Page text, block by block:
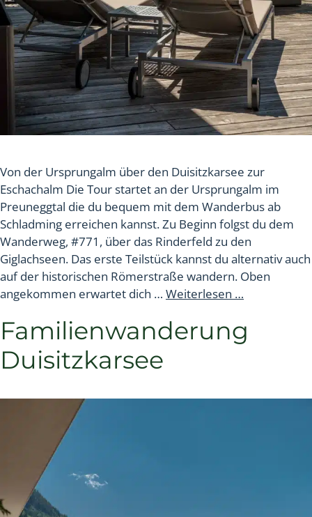
Von der Ursprungalm über den Duisitzkarsee zur
Eschachalm Die Tour startet an der Ursprungalm im
Preuneggtal die du bequem mit dem Wanderbus ab
Schladming erreichen kannst. Zu Beginn folgst du dem
Wanderweg, #771, über das Rinderfeld zu den
Giglachseen. Das erste Teilstück kannst du alternativ auch
auf der historischen Römerstraße wandern. Oben
angekommen erwartet dich … Weiterlesen …
Familienwanderung
Duisitzkarsee